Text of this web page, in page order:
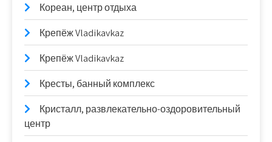
Кореан, центр отдыха
Крепёж Vladikavkaz
Крепёж Vladikavkaz
Кресты, банный комплекс
Кристалл, развлекательно-оздоровительный
центр